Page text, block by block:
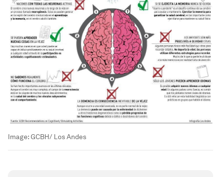
Image:GCBH/ Los Andes